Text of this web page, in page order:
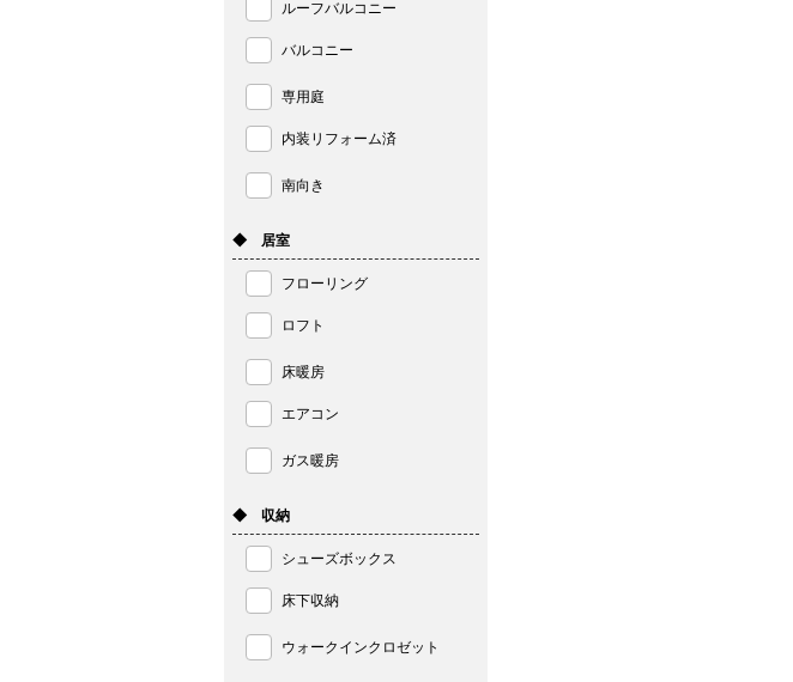
ルーフバルコニー
バルコニー
専用庭
内装リフォーム済
南向き
◆ 居室
フローリング
ロフト
床暖房
エアコン
ガス暖房
◆ 収納
シューズボックス
床下収納
ウォークインクロゼット